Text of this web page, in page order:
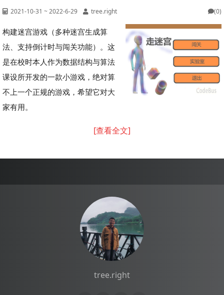
2021-10-31 ~ 2022-6-29 tree.right (0)
构建迷宫游戏（多种迷宫生成算
法、支持倒计时与闯关功能）。这
是在校时本人作为数据结构与算法
课设所开发的一款小游戏，绝对算
不上一个正规的游戏，希望它对大
家有用。
[查看全文]
tree.right